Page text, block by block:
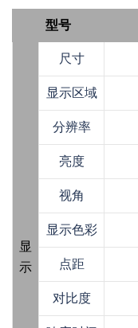
型号
显
示
尺寸
显示区域
分辨率
亮度
视角
显示色彩
点距
对比度